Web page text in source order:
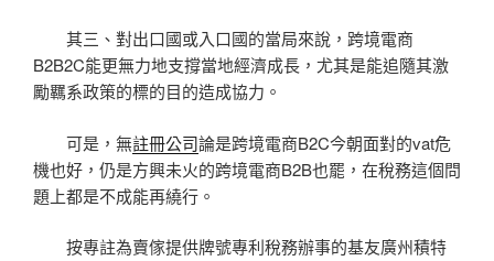
其三、對出口國或入口國的當局來說，跨境電商
B2B2C能更無力地支撐當地經濟成長，尤其是能追隨其激
勵羈系政策的標的目的造成協力。
可是，無註冊公司論是跨境電商B2C今朝面對的vat危
機也好，仍是方興未火的跨境電商B2B也罷，在稅務這個問
題上都是不成能再繞行。
按專註為賣傢提供牌號專利稅務辦事的基友廣州積特